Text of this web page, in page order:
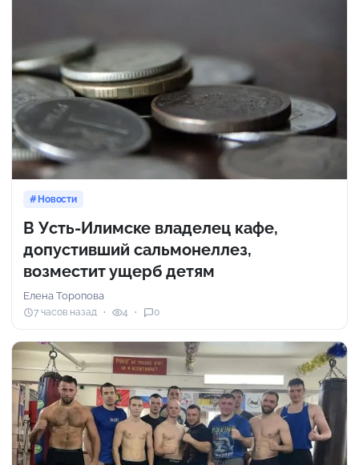
Новости
В Усть-Илимске владелец кафе,
допустивший сальмонеллез,
возместит ущерб детям
Елена Торопова
7 часов назад 4 0